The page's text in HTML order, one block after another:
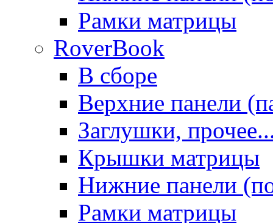
Рамки матрицы
RoverBook
В сборе
Верхние панели
Заглушки,
Крышки матрицы
Нижние панели
Рамки матрицы